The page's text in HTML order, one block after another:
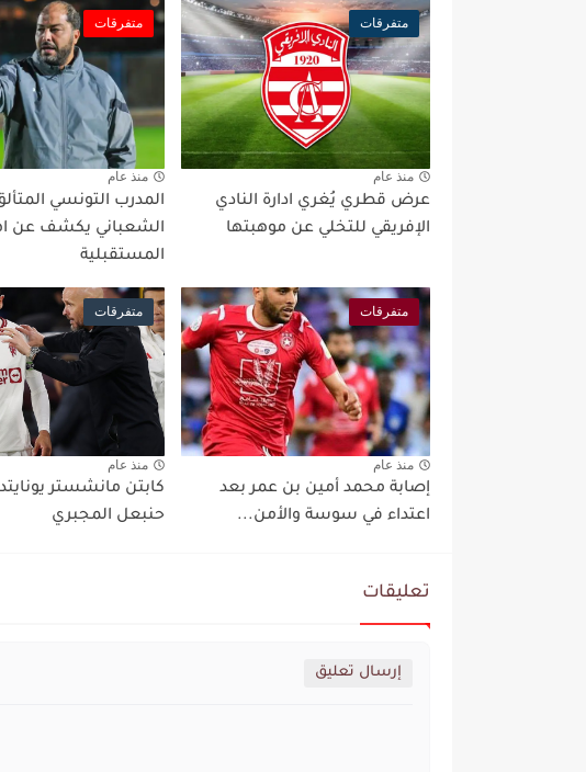
متفرقات
منذ عام
عرض قطري يُغري ادارة النادي
الإفريقي للتخلي عن موهبتها
متفرقات
منذ عام
المدرب التونسي
الشعباني يكشف عن
المستقبلية
متفرقات
منذ عام
إصابة محمد أمين بن عمر بعد
اعتداء في سوسة والأمن...
متفرقات
منذ عام
كابتن مانشستر
حنبعل المجبري
تعليقات
إرسال تعليق